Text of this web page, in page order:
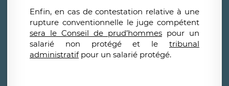
Enfin, en cas de contestation relative à une
rupture conventionnelle le juge compétent
sera le Conseil de prud’hommes pour un
salarié non protégé et le tribunal
administratifpour un salarié protégé.